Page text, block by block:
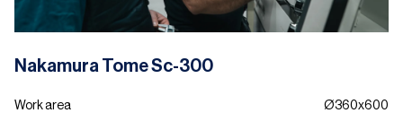
Nakamura Tome Sc-300
Work area
Ø360x600